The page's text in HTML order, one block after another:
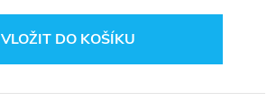
VLOŽIT DO KOŠÍKU